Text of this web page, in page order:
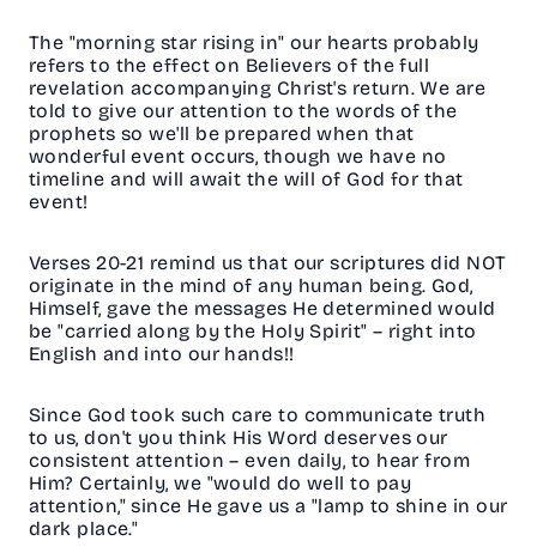
The "morning star rising in" our hearts probably
refers to the effect on Believers of the full
revelation accompanying Christ's return. We are
told to give our attention to the words of the
prophets so we'll be prepared when that
wonderful event occurs, though we have no
timeline and will await the will of God for that
event!
Verses 20-21 remind us that our scriptures did NOT
originate in the mind of any human being. God,
Himself, gave the messages He determined would
be "carried along by the Holy Spirit" – right into
English and into our hands!!
Since God took such care to communicate truth
to us, don't you think His Word deserves our
consistent attention – even daily, to hear from
Him? Certainly, we "would do well to pay
attention," since He gave us a "lamp to shine in our
dark place."